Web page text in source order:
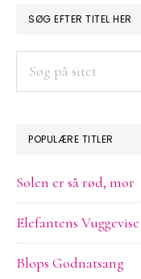
PRIMÆR
SIDEBAR
SØG EFTER TITEL HER
POPULÆRE TITLER
Solen er så rød, mor
Elefantens Vuggevise
Blops Godnatsang